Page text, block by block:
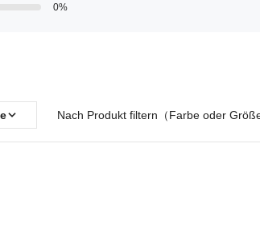
0%
Nach Produkt filtern（Farbe oder Größe